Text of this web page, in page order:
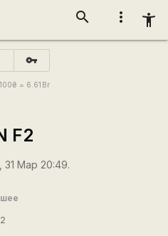
more_vert accessibility_new
search
vpn_key
100₴ = 6.61 Br
F2
31 Мар 20:49.